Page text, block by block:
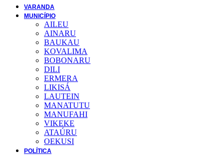
VARANDA
MUNICÍPIO
AILEU
AINARU
BAUKAU
KOVALIMA
BOBONARU
DILI
ERMERA
LIKISÁ
LAUTEIN
MANATUTU
MANUFAHI
VIKEKE
ATAÚRU
OEKUSI
POLÍTICA